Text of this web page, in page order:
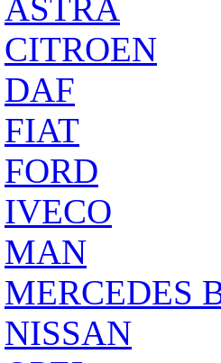
ASTRA
CITROEN
DAF
FIAT
FORD
IVECO
MAN
MERCEDES
NISSAN